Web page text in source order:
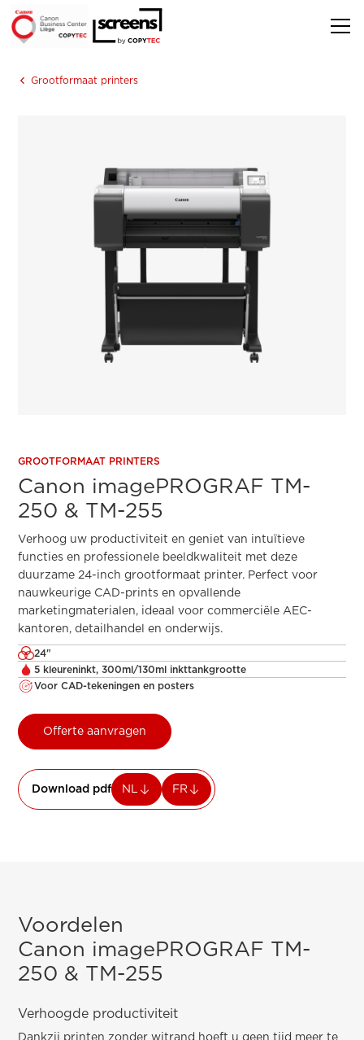
Grootformaat printers
GROOTFORMAAT PRINTERS
Canon imagePROGRAF TM-
250 & TM-255
Verhoog uw productiviteit en geniet van intuïtieve
functies en professionele beeldkwaliteit met deze
duurzame 24-inch grootformaat printer. Perfect voor
nauwkeurige CAD-prints en opvallende
marketingmaterialen, ideaal voor commerciële AEC-
kantoren, detailhandel en onderwijs.
24"
5 kleureninkt, 300ml/130ml inkttankgrootte
Voor CAD-tekeningen en posters
Offerte aanvragen
Download pdf NL FR
Voordelen
Canon imagePROGRAF TM-
250 & TM-255
Verhoogde productiviteit
Dankzij printen zonder witrand hoeft u geen tijd meer te